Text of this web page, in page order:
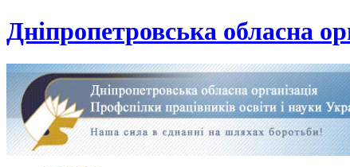
Дніпропетровська обласна